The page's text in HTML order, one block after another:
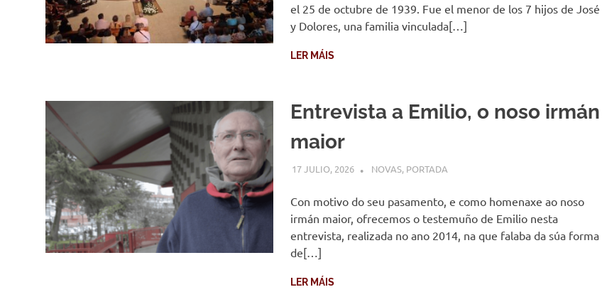
el 25 de octubre de 1939. Fue el menor de los 7 hijos de José
y Dolores, una familia vinculada[…]
LER MÁIS
Entrevista a Emilio, o noso irmán
maior
17 JULIO, 2026 COMUNIDADE
NOVAS, PORTADA
Con motivo do seu pasamento, e como homenaxe ao noso
irmán maior, ofrecemos o testemuño de Emilio nesta
entrevista, realizada no ano 2014, na que falaba da súa forma
de[…]
LER MÁIS